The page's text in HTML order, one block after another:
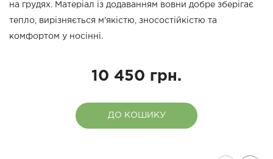
на грудях. Матеріал із додаванням вовни добре зберігає
тепло, вирізняється м'якістю, зносостійкістю та
комфортом у носінні.
10 450 грн.
ДО КОШИКУ